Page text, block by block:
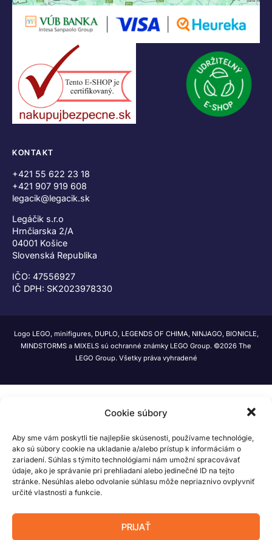
Cookie súbory
Aby sme vám poskytli tie najlepšie skúsenosti, používame technológie,
ako sú súbory cookie na ukladanie a/alebo prístup k informáciám o
zariadení. Súhlas s týmito technológiami nám umožní spracovávať
údaje, ako je správanie pri prehliadaní alebo jedinečné ID na tejto
stránke. Nesúhlas alebo odvolanie súhlasu môže nepriaznivo ovplyvniť
určité vlastnosti a funkcie.
PRIJAŤ
KONTAKT
+421 55 622 23 18
+421 907 919 608
legacik@legacik.sk
Legáčik s.r.o
Hrnčiarska 2/A
04001 Košice
Slovenská Republika
IČO: 47556927
IČ DPH: SK2023978330
Logo LEGO, minifigures, DUPLO, LEGENDS OF CHIMA, NINJAGO, BIONICLE,
MINDSTORMS a MIXELS sú ochranné známky LEGO Group. ©2026 The
LEGO Group. Všetky práva vyhradené